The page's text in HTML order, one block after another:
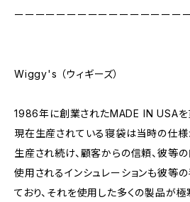
ーーーーーーーーーーーーーーーー
Wiggy's （ウィギーズ）
1986年に創業されたMADE IN USAを
現在生産されている寝袋は当時の仕様
生産され続け、顧客からの信頼、彼等の
使用されるインシュレーションも彼等
ており、それを使用した多くの製品が